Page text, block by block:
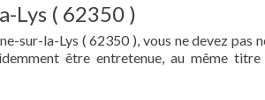
Lys ( 62350 )
sur-la-Lys ( 62350 ), vous ne devez pas
être entretenue, au même titre